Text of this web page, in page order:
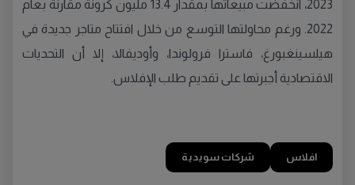
2023، انخفضت مبيعاتها بمقدار 13.4 مليون كرونة مقارنة بعام
2022. ورغم محاولتها التوسع من خلال افتتاح متاجر جديدة في
هيلسينغبورغ، فاسترا فرولوندا، وأوديفالا، إلا أن التحديات
الاقتصادية أجبرتها على تقديم طلب الإفلاس.
افلاس شركات سويدية